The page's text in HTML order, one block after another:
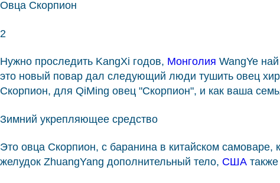
Овца Скорпион
2
Нужно проследить KangXi годов, Монголия WangYe
это новый повар дал следующий люди тушить овец
Скорпион, для QiMing овец "Скорпион", и как ваша
Зимний укрепляющее средство
Это овца Скорпион, с баранина в китайском
желудок ZhuangYang дополнительный тело, США